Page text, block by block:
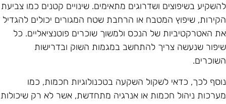
בשיפוצים ושדרוגים מתאימים. שינויים קטנים כמו צביעת
שיפוץ המטבח או הרחבת שטח המגורים יכולים להגדיל
האטרקטיביות של הנכס ולמשוך שוכרים פוטנציאליים. כל
שנעשה צריך להתחשב במגמות השוק ובדרישות
לכך, כדאי לשקול השקעה בטכנולוגיות חכמות, כמו
ניהול חכמות או אנרגיה מתחדשת, אשר לא רק שיכולות